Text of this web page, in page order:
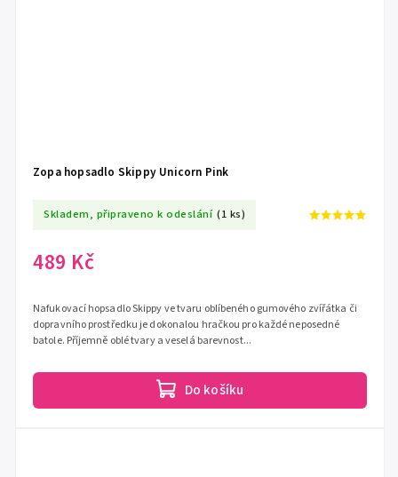
Zopa hopsadlo Skippy Unicorn Pink
Skladem, připraveno k odeslání (1 ks)
489 Kč
Do košíku
Nafukovací hopsadlo Skippy ve tvaru oblíbeného gumového zvířátka či
dopravního prostředku je dokonalou hračkou pro každé neposedné
batole. Příjemně oblé tvary a veselá barevnost...